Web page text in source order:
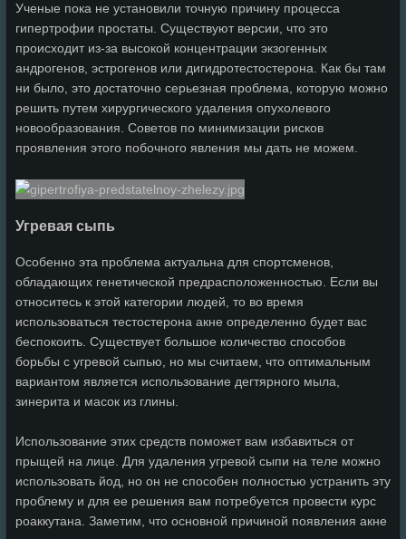
Ученые пока не установили точную причину процесса
гипертрофии простаты. Существуют версии, что это
происходит из-за высокой концентрации экзогенных
андрогенов, эстрогенов или дигидротестостерона. Как бы там
ни было, это достаточно серьезная проблема, которую можно
решить путем хирургического удаления опухолевого
новообразования. Советов по минимизации рисков
проявления этого побочного явления мы дать не можем.
Угревая сыпь
Особенно эта проблема актуальна для спортсменов,
обладающих генетической предрасположенностью. Если вы
относитесь к этой категории людей, то во время
использоваться тестостерона акне определенно будет вас
беспокоить. Существует большое количество способов
борьбы с угревой сыпью, но мы считаем, что оптимальным
вариантом является использование дегтярного мыла,
зинерита и масок из глины.
Использование этих средств поможет вам избавиться от
прыщей на лице. Для удаления угревой сыпи на теле можно
использовать йод, но он не способен полностью устранить эту
проблему и для ее решения вам потребуется провести курс
роаккутана. Заметим, что основной причиной появления акне